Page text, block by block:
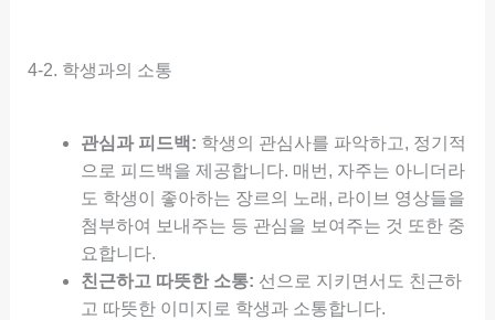
4-2. 학생과의 소통
관심과 피드백: 학생의 관심사를 파악하고, 정기적
으로 피드백을 제공합니다. 매번, 자주는 아니더라
도 학생이 좋아하는 장르의 노래, 라이브 영상들을
첨부하여 보내주는 등 관심을 보여주는 것 또한 중
요합니다.
친근하고 따뜻한 소통: 선으로 지키면서도 친근하
고 따뜻한 이미지로 학생과 소통합니다.